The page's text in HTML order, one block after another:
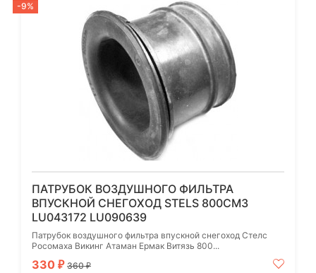
-9%
ПАТРУБОК ВОЗДУШНОГО ФИЛЬТРА
ВПУСКНОЙ СНЕГОХОД STELS 800СМ3
LU043172 LU090639
Патрубок воздушного фильтра впускной снегоход Стелc
Росомаха Викинг Атаман Ермак Витязь 800...
330 ₽ 360₽